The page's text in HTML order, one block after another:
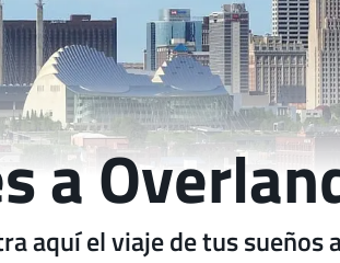
a
aquí el viaje de tus sueños